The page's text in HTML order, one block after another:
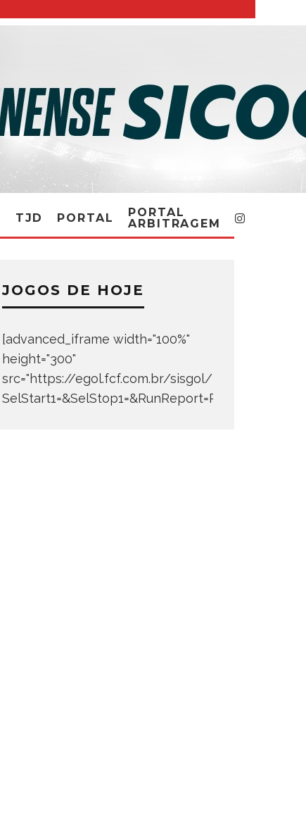
TJD PORTAL
PORTAL
ARBITRAGEM
JOGOS DE HOJE
[advanced_iframe width="100%"
height="300"
src="https://egol.fcf.com.br/sisgol/
SelStart1=&SelStop1=&RunReport=Run+Report"]